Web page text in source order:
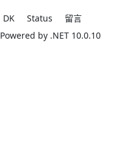
DK Status
留言
Powered by .NET 10.0.10